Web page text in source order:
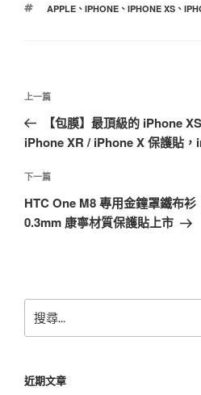
標
APPLE、 IPHONE、 IPHONE XS、
文
導
上
一
篇
章
上一篇
【包膜】最頂級的 iPhone
iPhone XR / iPhone X 保護貼
下
一
篇
下一篇
HTC One M8 專用金鐘罩鐵布
0.3mm 康寧材質保護貼上市
尋
字:
近期文章